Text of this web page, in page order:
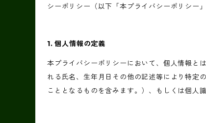
シーポリシー（以下「本プライバシーポリシー
1. 個人情報の定義
本プライバシーポリシーにおいて、個人情報と
れる氏名、生年月日その他の記述等により特定
こととなるものを含みます。）、もしくは個人